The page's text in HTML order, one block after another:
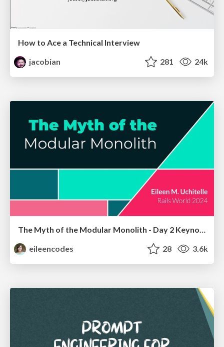
How to Ace a Technical Interview
jacobian
281 24k
eileencodes
28 3.6k